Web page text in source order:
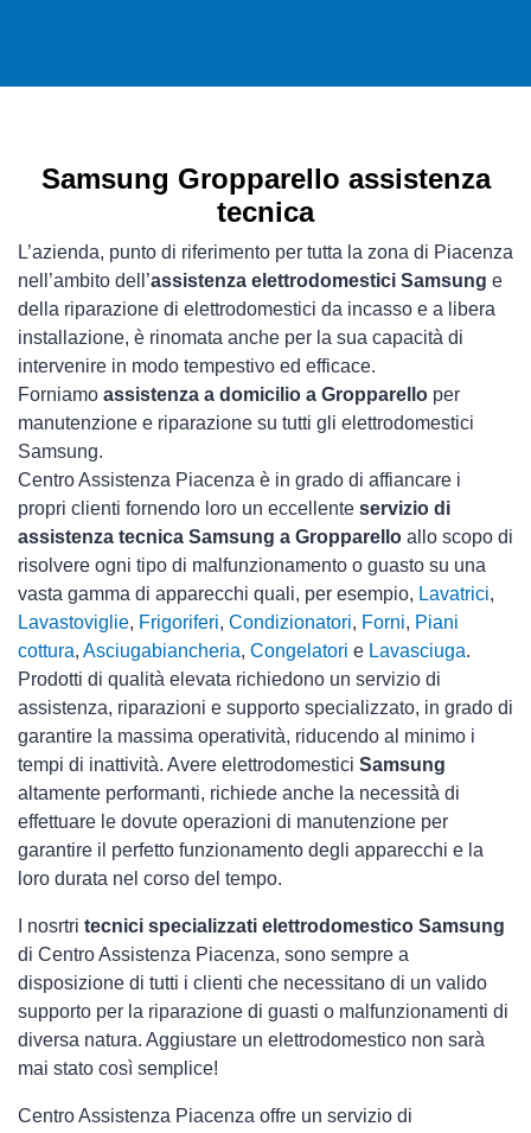
Samsung Gropparello assistenza
tecnica
L’azienda, punto di riferimento per tutta la zona di Piacenza
nell’ambito dell’assistenza elettrodomestici Samsung e
della riparazione di elettrodomestici da incasso e a libera
installazione, è rinomata anche per la sua capacità di
intervenire in modo tempestivo ed efficace.
Forniamo assistenza a domicilio a Gropparello per
manutenzione e riparazione su tutti gli elettrodomestici
Samsung.
Centro Assistenza Piacenza è in grado di affiancare i
propri clienti fornendo loro un eccellente servizio di
assistenza tecnica Samsung a Gropparello allo scopo di
risolvere ogni tipo di malfunzionamento o guasto su una
vasta gamma di apparecchi quali, per esempio, Lavatrici,
Lavastoviglie, Frigoriferi, Condizionatori, Forni, Piani
cottura, Asciugabiancheria, Congelatori e Lavasciuga.
Prodotti di qualità elevata richiedono un servizio di
assistenza, riparazioni e supporto specializzato, in grado di
garantire la massima operatività, riducendo al minimo i
tempi di inattività. Avere elettrodomestici Samsung
altamente performanti, richiede anche la necessità di
effettuare le dovute operazioni di manutenzione per
garantire il perfetto funzionamento degli apparecchi e la
loro durata nel corso del tempo.
I nosrtri tecnici specializzati elettrodomestico Samsung
di Centro Assistenza Piacenza, sono sempre a
disposizione di tutti i clienti che necessitano di un valido
supporto per la riparazione di guasti o malfunzionamenti di
diversa natura. Aggiustare un elettrodomestico non sarà
mai stato così semplice!
Centro Assistenza Piacenza offre un servizio di